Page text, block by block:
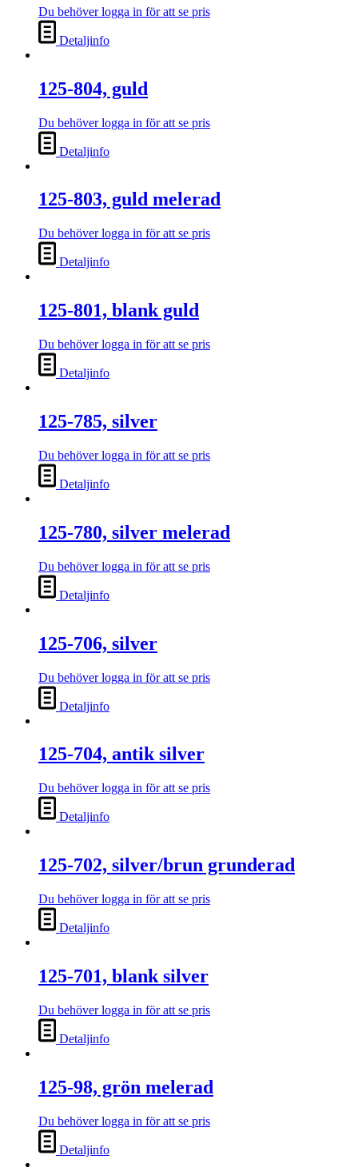
Du behöver logga in för att se pris
Detaljinfo
125-804, guld
Du behöver logga in för att se pris
Detaljinfo
125-803, guld melerad
Du behöver logga in för att se pris
Detaljinfo
125-801, blank guld
Du behöver logga in för att se pris
Detaljinfo
125-785, silver
Du behöver logga in för att se pris
Detaljinfo
125-780, silver melerad
Du behöver logga in för att se pris
Detaljinfo
125-706, silver
Du behöver logga in för att se pris
Detaljinfo
125-704, antik silver
Du behöver logga in för att se pris
Detaljinfo
125-702, silver/brun grunderad
Du behöver logga in för att se pris
Detaljinfo
125-701, blank silver
Du behöver logga in för att se pris
Detaljinfo
125-98, grön melerad
Du behöver logga in för att se pris
Detaljinfo